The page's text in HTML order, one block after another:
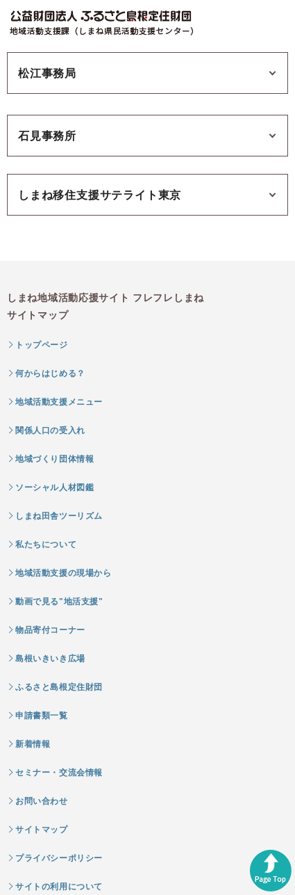
松江事務局
石見事務所
しまね移住支援サテライト東京
しまね地域活動応援サイト フレフレしまね
サイトマップ
トップページ
何からはじめる？
地域活動支援メニュー
関係人口の受入れ
地域づくり団体情報
ソーシャル人材図鑑
しまね田舎ツーリズム
私たちについて
地域活動支援の現場から
動画で見る"地活支援"
物品寄付コーナー
島根いきいき広場
ふるさと島根定住財団
申請書類一覧
新着情報
セミナー・交流会情報
お問い合わせ
サイトマップ
プライバシーポリシー
サイトの利用について